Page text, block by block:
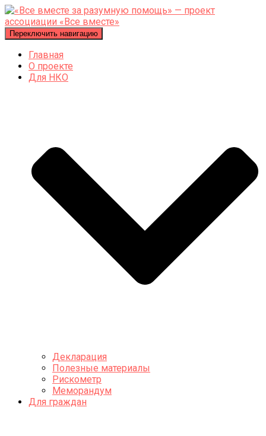
Переключить навигацию
Главная
О проекте
Для НКО
Декларация
Полезные материалы
Рискометр
Меморандум
Для граждан